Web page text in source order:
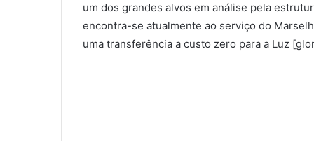
um dos grandes alvos em análise pela
encontra-se atualmente ao serviço do
uma transferência a custo zero para a Luz